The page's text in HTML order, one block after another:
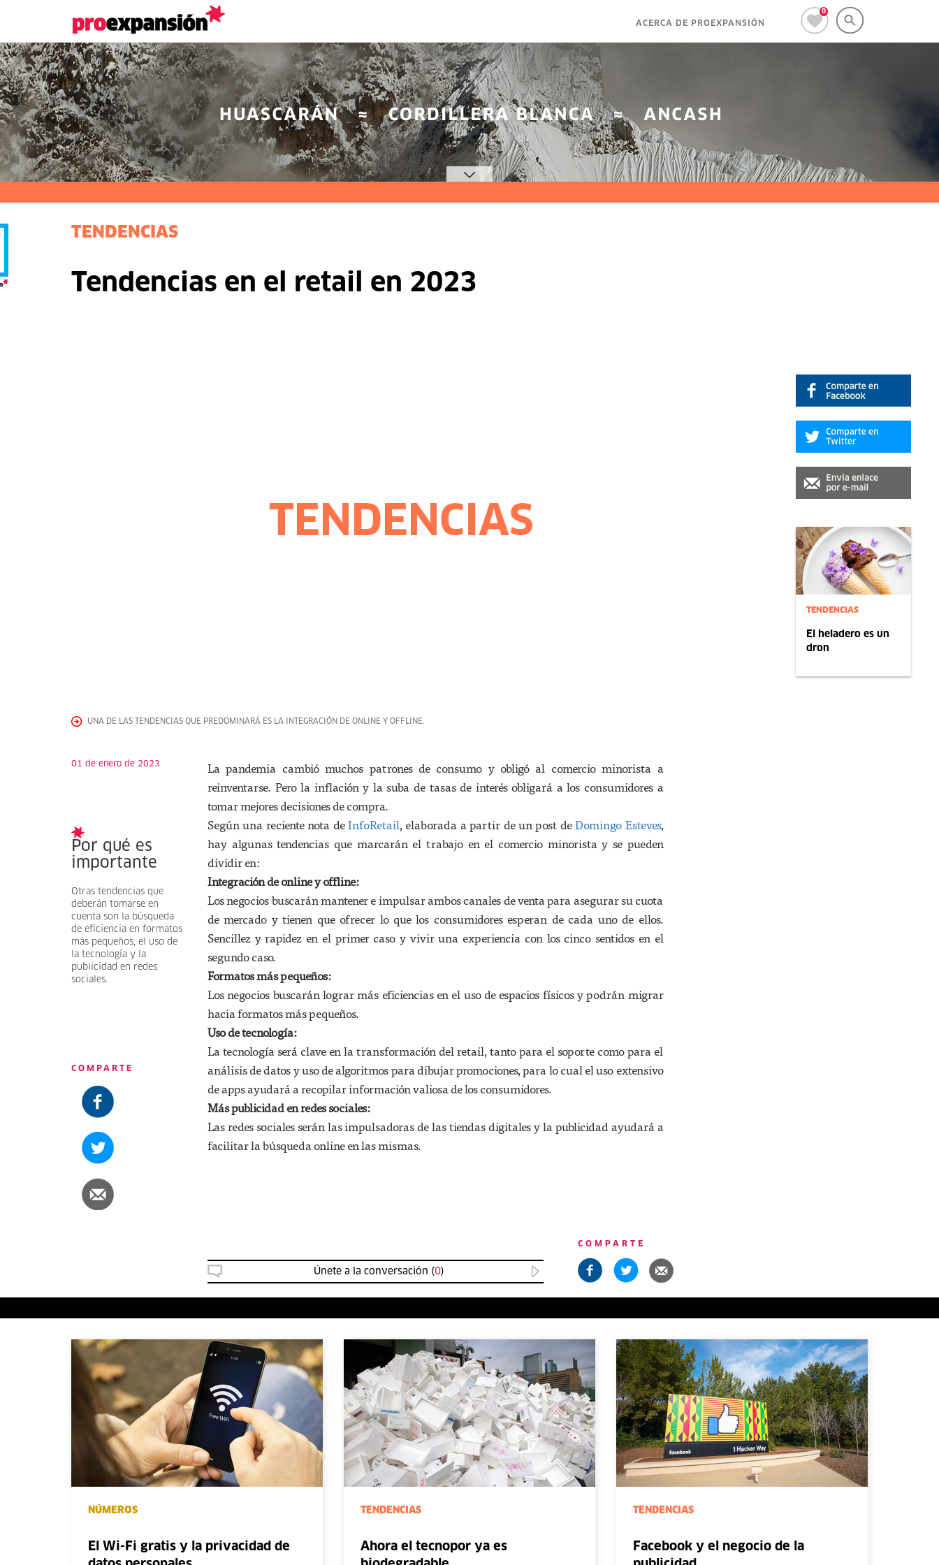
0
ACERCA DE PROEXPANSIÓN
TENDENCIAS
El heladero es un
dron
TENDENCIAS
Tendencias en el retail en 2023
UNA DE LAS TENDENCIAS QUE PREDOMINARÁ ES LA INTEGRACIÓN DE ONLINE Y OFFLINE.
01 de enero de 2023
Por qué es
importante
Otras tendencias que
deberán tomarse en
cuenta son la búsqueda
de eficiencia en formatos
más pequeños, el uso de
la tecnología y la
publicidad en redes
sociales.
COMPARTE
La pandemia cambió muchos patrones de consumo y obligó al comercio minorista a
reinventarse. Pero la inflación y la suba de tasas de interés obligará a los consumidores a
tomar mejores decisiones de compra.
Según una reciente nota deInfoRetail, elaborada a partir de un post deDomingo Esteves,
hay algunas tendencias que marcarán el trabajo en el comercio minorista y se pueden
dividir en:
Integración de online y offline:
Los negocios buscarán mantener e impulsar ambos canales de venta para asegurar su cuota
de mercado y tienen que ofrecer lo que los consumidores esperan de cada uno de ellos.
Sencillez y rapidez en el primer caso y vivir una experiencia con los cinco sentidos en el
segundo caso.
Formatos más pequeños:
Los negocios buscarán lograr más eficiencias en el uso de espacios físicos y podrán migrar
hacia formatos más pequeños.
Uso de tecnología:
La tecnología será clave en la transformación del retail, tanto para el soporte como para el
análisis de datos y uso de algoritmos para dibujar promociones, para lo cual el uso extensivo
de apps ayudará a recopilar información valiosa de los consumidores.
Más publicidad en redes sociales:
Las redes sociales serán las impulsadoras de las tiendas digitales y la publicidad ayudará a
facilitar la búsqueda online en las mismas.
Únete a la conversación (0)
COMPARTE
NÚMEROS
El Wi-Fi gratis y la privacidad de
TENDENCIAS
Ahora el tecnopor ya es
TENDENCIAS
Facebook y el negocio de la